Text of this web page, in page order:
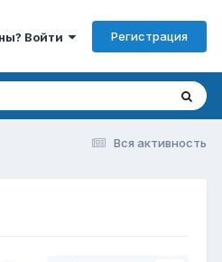
Войти Регистрация
Вся активность